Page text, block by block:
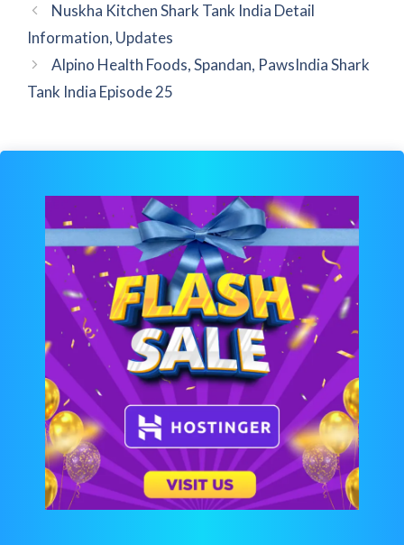
Nuskha Kitchen Shark Tank India Detail
Information, Updates
Alpino Health Foods, Spandan, PawsIndia Shark
Tank India Episode 25